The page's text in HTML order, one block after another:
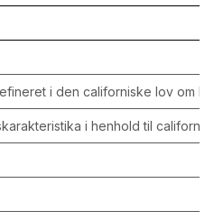
i den californiske lov om
i henhold til